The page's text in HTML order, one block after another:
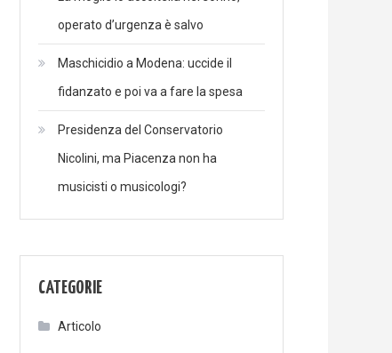
operato d’urgenza è salvo
Maschicidio a Modena: uccide il
fidanzato e poi va a fare la spesa
Presidenza del Conservatorio
Nicolini, ma Piacenza non ha
musicisti o musicologi?
CATEGORIE
Articolo